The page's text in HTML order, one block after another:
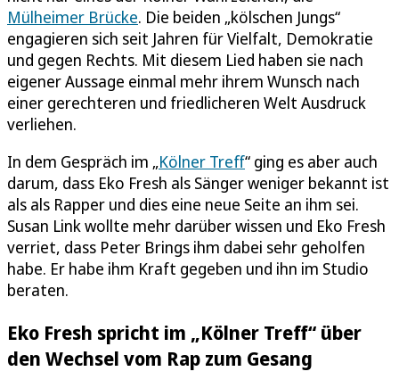
Mülheimer Brücke. Die beiden „kölschen Jungs“
engagieren sich seit Jahren für Vielfalt, Demokratie
und gegen Rechts. Mit diesem Lied haben sie nach
eigener Aussage einmal mehr ihrem Wunsch nach
einer gerechteren und friedlicheren Welt Ausdruck
verliehen.
In dem Gespräch im „Kölner Treff“ ging es aber auch
darum, dass Eko Fresh als Sänger weniger bekannt ist
als als Rapper und dies eine neue Seite an ihm sei.
Susan Link wollte mehr darüber wissen und Eko Fresh
verriet, dass Peter Brings ihm dabei sehr geholfen
habe. Er habe ihm Kraft gegeben und ihn im Studio
beraten.
Eko Fresh spricht im „Kölner Treff“ über
den Wechsel vom Rap zum Gesang